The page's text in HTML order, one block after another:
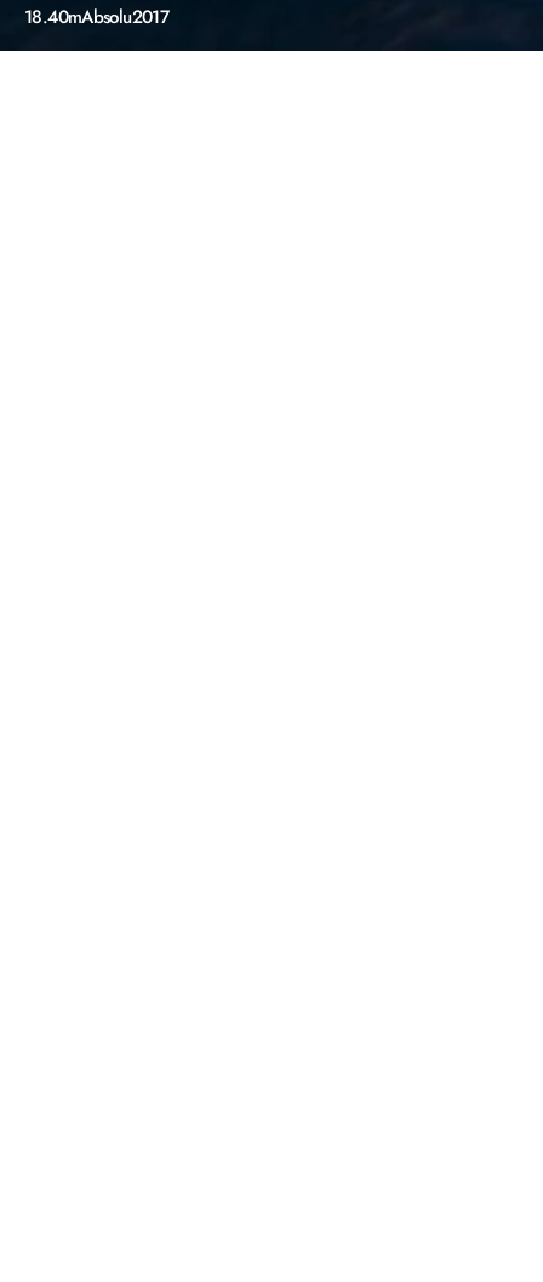
18.40mAbsolu2017